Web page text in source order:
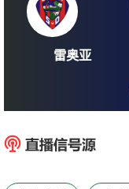
雷奥亚